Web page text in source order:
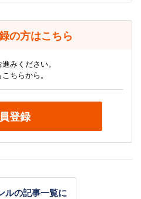
の方はこちら
みください。
ちらから。
登録
ルの記事一覧に